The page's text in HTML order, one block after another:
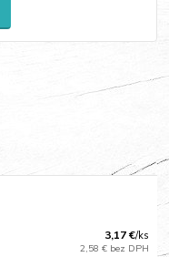
3,17 €/ks
2,58 € bez DPH